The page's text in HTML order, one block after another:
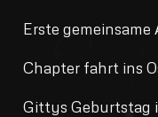
Erste gemeinsame
Chapter fahrt ins
Gittys Geburtstag